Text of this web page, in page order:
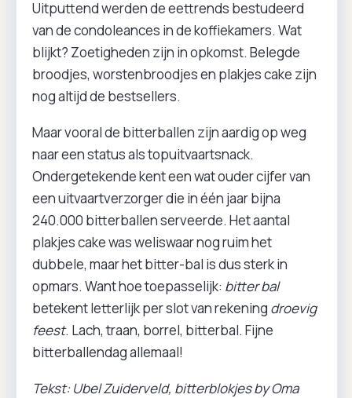
Uitputtend werden de eettrends bestudeerd
van de condoleances in de koffiekamers. Wat
blijkt? Zoetigheden zijn in opkomst. Belegde
broodjes, worstenbroodjes en plakjes cake zijn
nog altijd de bestsellers.
Maar vooral de bitterballen zijn aardig op weg
naar een status als topuitvaartsnack.
Ondergetekende kent een wat ouder cijfer van
een uitvaartverzorger die in één jaar bijna
240.000 bitterballen serveerde. Het aantal
plakjes cake was weliswaar nog ruim het
dubbele, maar het bitter-bal is dus sterk in
opmars. Want hoe toepasselijk: bitter bal
betekent letterlijk per slot van rekening droevig
feest. Lach, traan, borrel, bitterbal. Fijne
bitterballendag allemaal!
Tekst: Ubel Zuiderveld, bitterblokjes by Oma